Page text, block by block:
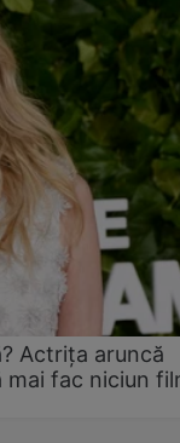
Actrița aruncă
mai fac niciun